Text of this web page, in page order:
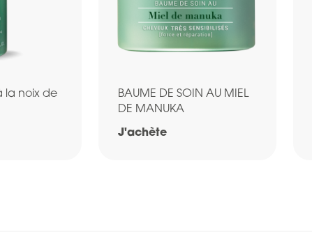
la noix de
BAUME DE SOIN AU MIEL
DE MANUKA
J'achète